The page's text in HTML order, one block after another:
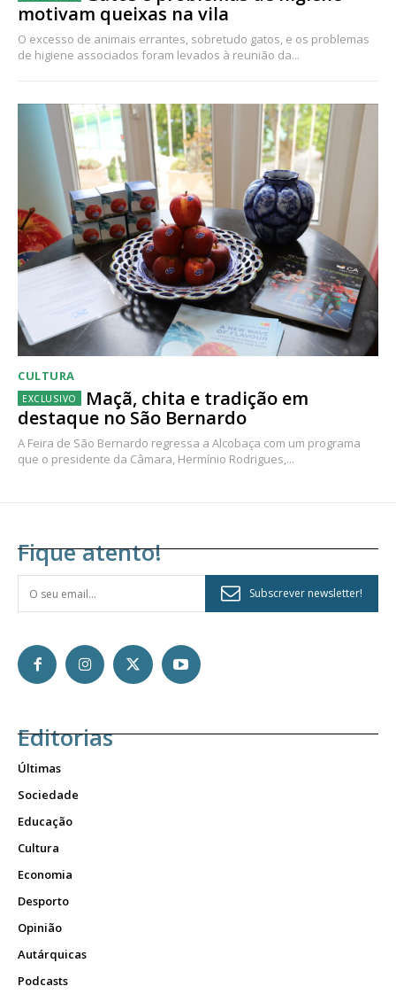
motivam queixas na vila
O excesso de animais errantes, sobretudo gatos, e os problemas
de higiene associados foram levados à reunião da...
CULTURA
Maçã, chita e tradição em
destaque no São Bernardo
A Feira de São Bernardo regressa a Alcobaça com um programa
que o presidente da Câmara, Hermínio Rodrigues,...
Fique atento!
Subscrever newsletter!
Editorias
Últimas
Sociedade
Educação
Cultura
Economia
Desporto
Opinião
Autárquicas
Podcasts